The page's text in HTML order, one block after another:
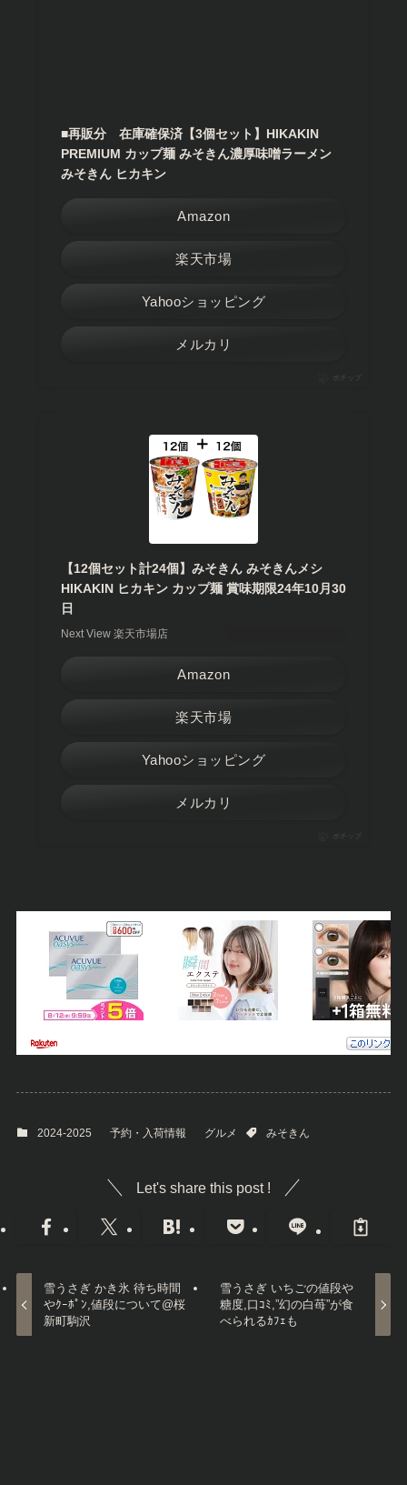
■再販分 在庫確保済【3個セット】HIKAKIN
PREMIUM カップ麺 みそきん濃厚味噌ラーメン
みそきん ヒカキン
Amazon
楽天市場
Yahooショッピング
メルカリ
ポチップ
【12個セット計24個】みそきん みそきんメシ
HIKAKIN ヒカキン カップ麺 賞味期限24年10月30
日
Next View 楽天市場店
Amazon
楽天市場
Yahooショッピング
メルカリ
ポチップ
2024-2025 予約・入荷情報 グルメ みそきん
Let's share this post !
雪うさぎ かき氷 待ち時間
やｸｰﾎﾟﾝ,値段について@桜
新町駒沢
雪うさぎ いちごの値段や
糖度,口ｺﾐ,”幻の白苺”が食
べられるｶﾌｪも